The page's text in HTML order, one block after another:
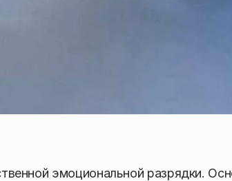
эмоциональной разрядки.